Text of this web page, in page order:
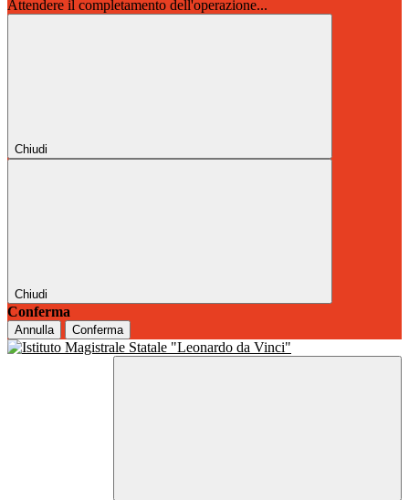
Attendere il completamento dell'operazione...
Chiudi
Chiudi
Conferma
Annulla Conferma